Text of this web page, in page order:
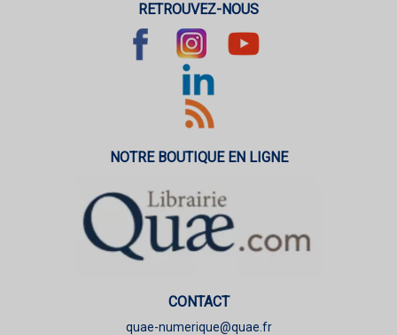
RETROUVEZ-NOUS
NOTRE BOUTIQUE EN LIGNE
CONTACT
quae-numerique@quae.fr